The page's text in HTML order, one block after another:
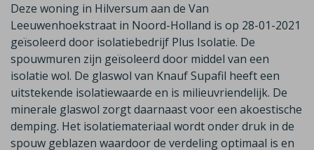
Deze woning in Hilversum aan de Van
Leeuwenhoekstraat in Noord-Holland is op 28-01-2021
geïsoleerd door isolatiebedrijf Plus Isolatie. De
spouwmuren zijn geïsoleerd door middel van een
isolatie wol. De glaswol van Knauf Supafil heeft een
uitstekende isolatiewaarde en is milieuvriendelijk. De
minerale glaswol zorgt daarnaast voor een akoestische
demping. Het isolatiemateriaal wordt onder druk in de
spouw geblazen waardoor de verdeling optimaal is en